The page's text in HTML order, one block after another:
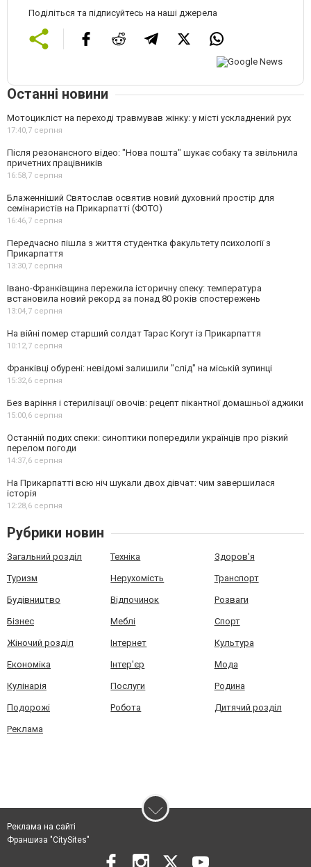
Поділіться та підписуйтесь на наші джерела
Останні новини
Мотоцикліст на переході травмував жінку: у місті ускладнений рух
17:40,7 серпня
Після резонансного відео: "Нова пошта" шукає собаку та звільнила
причетних працівників
16:58,7 серпня
Блаженніший Святослав освятив новий духовний простір для
семінаристів на Прикарпатті (ФОТО)
16:46,7 серпня
Передчасно пішла з життя студентка факультету психології з
Прикарпаття
13:30,7 серпня
Івано-Франківщина пережила історичну спеку: температура
встановила новий рекорд за понад 80 років спостережень
13:04,7 серпня
На війні помер старший солдат Тарас Когут із Прикарпаття
10:12,7 серпня
Франківці обурені: невідомі залишили "слід" на міській зупинці
15:32,6 серпня
Без варіння і стерилізації овочів: рецепт пікантної домашньої аджики
15:00,6 серпня
Останній подих спеки: синоптики попередили українців про різкий
перелом погоди
14:37,6 серпня
На Прикарпатті всю ніч шукали двох дівчат: чим завершилася
історія
12:28,6 серпня
Рубрики новин
Загальний розділ Техніка Здоров'я
Туризм Нерухомість Транспорт
Будівництво Відпочинок Розваги
Бізнес Меблі Спорт
Жіночий розділ Інтернет Культура
Економіка Інтер'єр Мода
Кулінарія Послуги Родина
Подорожі Робота Дитячий розділ
Реклама
Реклама на сайті
Франшиза "CitySites"